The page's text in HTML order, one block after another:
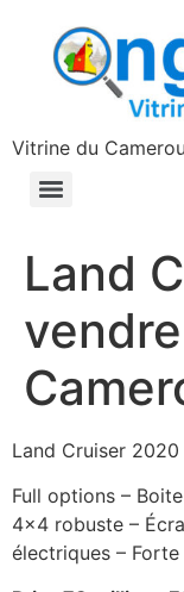
principal
Vitrine du
Land
Land Cruiser
Full options –
4×4 robuste –
électriques –